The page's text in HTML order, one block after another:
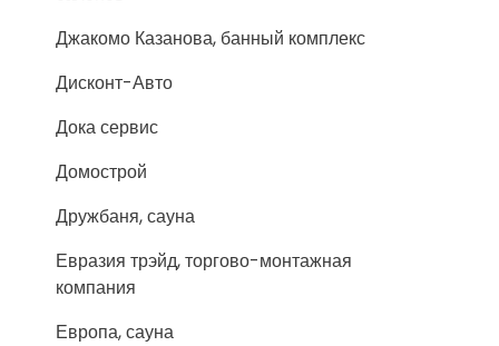
Джакомо Казанова, банный комплекс
Дисконт-Авто
Дока сервис
Домострой
Дружбаня, сауна
Евразия трэйд, торгово-монтажная
компания
Европа, сауна